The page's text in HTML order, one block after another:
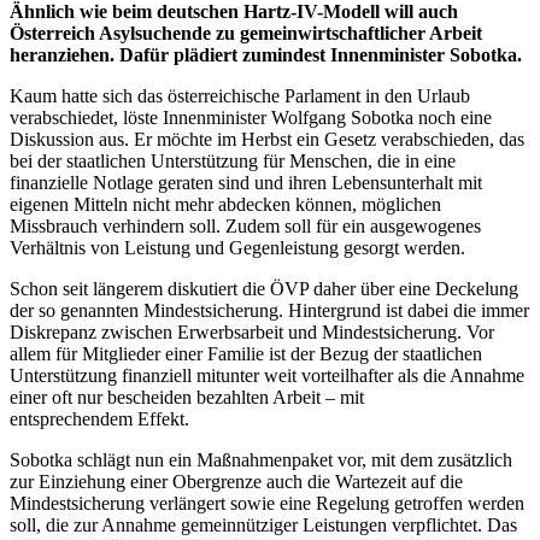
Ähnlich wie beim deutschen Hartz-IV-Modell will auch
Österreich Asylsuchende zu gemeinwirtschaftlicher Arbeit
heranziehen. Dafür plädiert zumindest Innenminister Sobotka.
Kaum hatte sich das österreichische Parlament in den Urlaub
verabschiedet, löste Innenminister Wolfgang Sobotka noch eine
Diskussion aus. Er möchte im Herbst ein Gesetz verabschieden, das
bei der staatlichen Unterstützung für Menschen, die in eine
finanzielle Notlage geraten sind und ihren Lebensunterhalt mit
eigenen Mitteln nicht mehr abdecken können, möglichen
Missbrauch verhindern soll. Zudem soll für ein ausgewogenes
Verhältnis von Leistung und Gegenleistung gesorgt werden.
Schon seit längerem diskutiert die ÖVP daher über eine Deckelung
der so genannten Mindestsicherung. Hintergrund ist dabei die immer
Diskrepanz zwischen Erwerbsarbeit und Mindestsicherung. Vor
allem für Mitglieder einer Familie ist der Bezug der staatlichen
Unterstützung finanziell mitunter weit vorteilhafter als die Annahme
einer oft nur bescheiden bezahlten Arbeit – mit
entsprechendem Effekt.
Sobotka schlägt nun ein Maßnahmenpaket vor, mit dem zusätzlich
zur Einziehung einer Obergrenze auch die Wartezeit auf die
Mindestsicherung verlängert sowie eine Regelung getroffen werden
soll, die zur Annahme gemeinnütziger Leistungen verpflichtet. Das